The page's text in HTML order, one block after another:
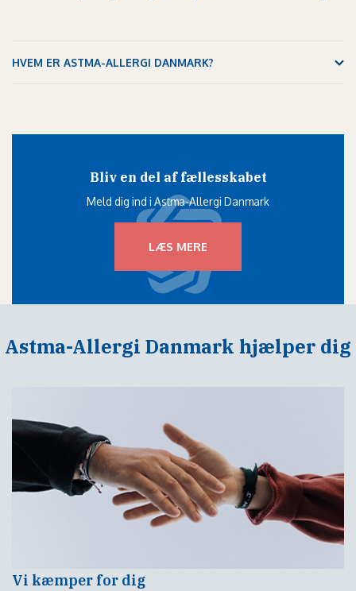
HVEM ER ASTMA-ALLERGI DANMARK?
Bliv en del af fællesskabet
Meld dig ind i Astma-Allergi Danmark
LÆS MERE
Astma-Allergi Danmark hjælper dig
Vi kæmper for dig